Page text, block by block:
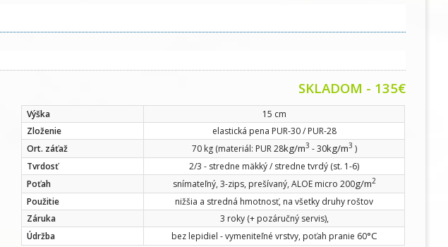
SKLADOM - 135€
Výška
15 cm
Zloženie
elastická pena PUR-30 / PUR-28
Ort. záťaž
70 kg (materiál: PUR 28kg/m3 - 30kg/m3 )
Tvrdosť
2/3 - stredne mäkký / stredne tvrdý (st. 1-6)
Poťah
snímateľný, 3-zips, prešívaný, ALOE micro 200g/m2
Použitie
nižšia a stredná hmotnosť, na všetky druhy roštov
Záruka
3 roky (+ pozáručný servis),
Údržba
bez lepidiel - vymeniteľné vrstvy, poťah pranie 60°C